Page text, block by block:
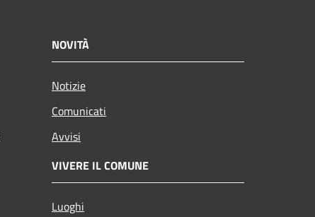
NOVITÀ
Notizie
Comunicati
Avvisi
VIVERE IL COMUNE
Luoghi